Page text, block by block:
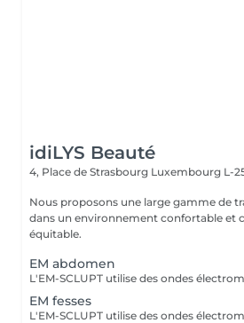
idiLYS Beauté
4, Place de Strasbourg Luxembourg L-
Nous proposons une large gamme de
dans un environnement confortable et
équitable.
EM abdomen
EM fesses